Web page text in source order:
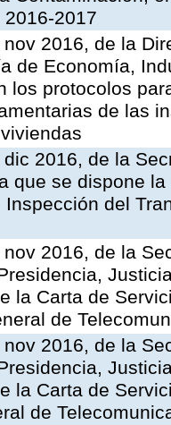
2017
2016, de la
de Economía,
los protocolos
de las
2016, de la
que se dispone
Inspección del
2016, de la
la Carta de
de
2016, de la
la Carta de
de